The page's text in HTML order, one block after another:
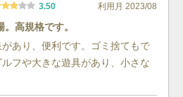
3.50 利用月 2023/08
高規格です。
あり、便利です。ゴミ捨てもで
フや大きな遊具があり、小さな